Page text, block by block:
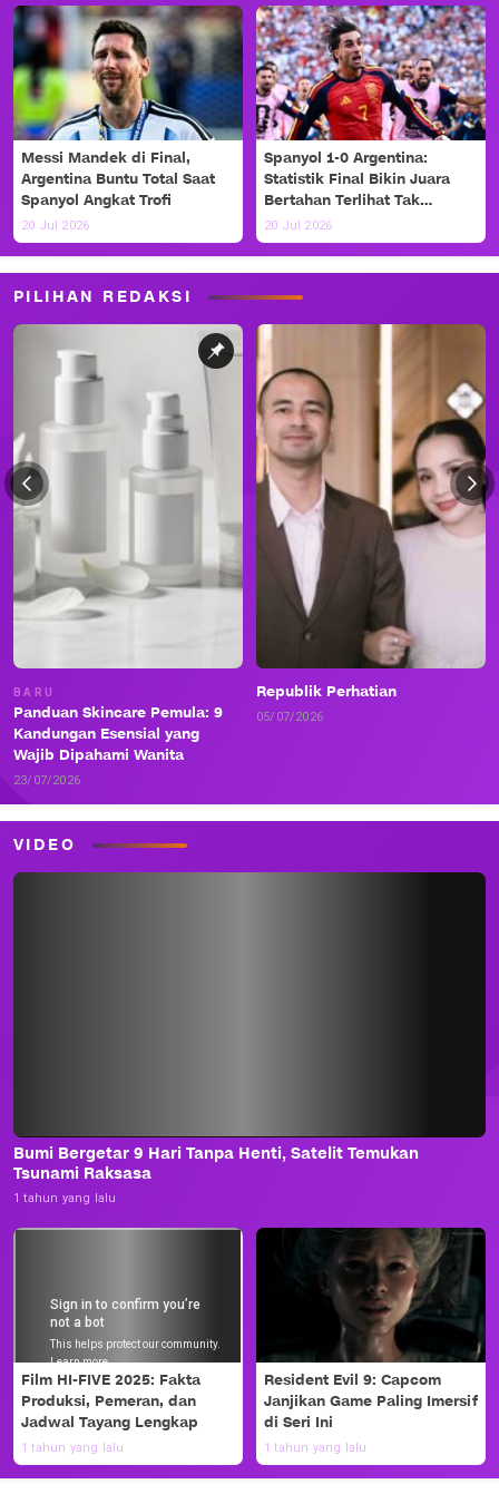
Messi Mandek di Final,
Argentina Buntu Total Saat
Spanyol Angkat Trofi
20 Jul 2026
Spanyol 1-0 Argentina:
Statistik Final Bikin Juara
Bertahan Terlihat Tak
Berdaya
20 Jul 2026
PILIHAN REDAKSI
BARU
Panduan Skincare Pemula: 9
Kandungan Esensial yang
Wajib Dipahami Wanita
23/07/2026
Republik Perhatian
05/07/2026
VIDEO
Bumi Bergetar 9 Hari Tanpa Henti, Satelit Temukan
Tsunami Raksasa
1 tahun yang lalu
Film HI-FIVE 2025: Fakta
Produksi, Pemeran, dan
Jadwal Tayang Lengkap
1 tahun yang lalu
Resident Evil 9: Capcom
Janjikan Game Paling Imersif
di Seri Ini
1 tahun yang lalu